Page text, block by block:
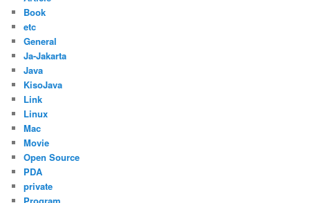
Book
etc
General
Ja-Jakarta
Java
KisoJava
Link
Linux
Mac
Movie
Open Source
PDA
private
Program